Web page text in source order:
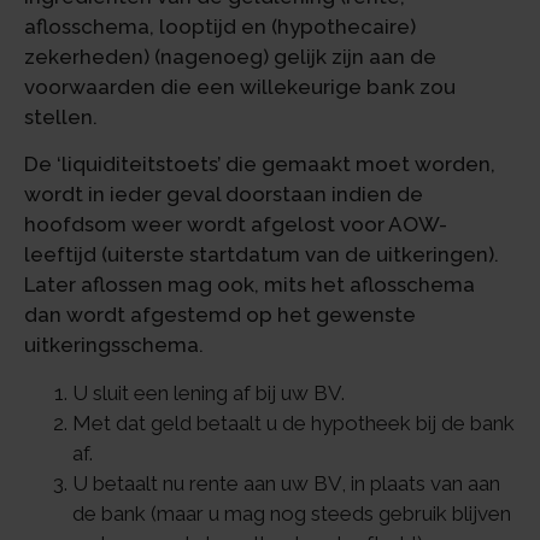
aflosschema, looptijd en (hypothecaire)
zekerheden) (nagenoeg) gelijk zijn aan de
voorwaarden die een willekeurige bank zou
stellen.
De ‘liquiditeitstoets’ die gemaakt moet worden,
wordt in ieder geval doorstaan indien de
hoofdsom weer wordt afgelost voor AOW-
leeftijd (uiterste startdatum van de uitkeringen).
Later aflossen mag ook, mits het aflosschema
dan wordt afgestemd op het gewenste
uitkeringsschema.
U sluit een lening af bij uw BV.
Met dat geld betaalt u de hypotheek bij de bank
af.
U betaalt nu rente aan uw BV, in plaats van aan
de bank (maar u mag nog steeds gebruik blijven